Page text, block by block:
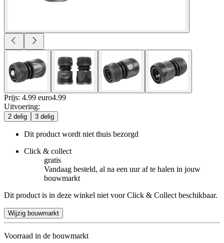
Prijs: 4.99 euro4.99
Uitvoering:
2 delig 3 delig
Dit product wordt niet thuis bezorgd
Click & collect
gratis
Vandaag besteld, al na een uur af te halen in jouw
bouwmarkt
Dit product is in deze winkel niet voor Click & Collect beschikbaar.
Wijzig bouwmarkt
Voorraad in de bouwmarkt